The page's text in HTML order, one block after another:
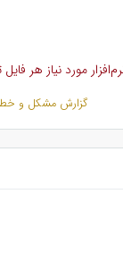
مورد نیاز هر
گزارش مشکل و